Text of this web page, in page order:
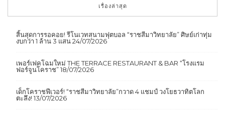
เรื่องล่าสุด
สิ้นสุดการรอคอย! รีโนเวทสนามฟุตบอล “ราชสีมาวิทยาลัย” ศิษย์เก่าทุ่ม
งบกว่า 1 ล้าน 3 แสน 24/07/2026
เพอร์เฟคโฉมใหม่ THE TERRACE RESTAURANT & BAR “โรงแรม
ฟอร์จูนโคราช” 18/07/2026
เด็กโคราชฟีเวอร์! “ราชสีมาวิทยาลัย”กวาด 4 แชมป์ วงโยธวาทิตโลก
ตะลึง! 13/07/2026